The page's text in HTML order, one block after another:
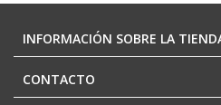
INFORMACIÓN SOBRE LA
CONTACTO